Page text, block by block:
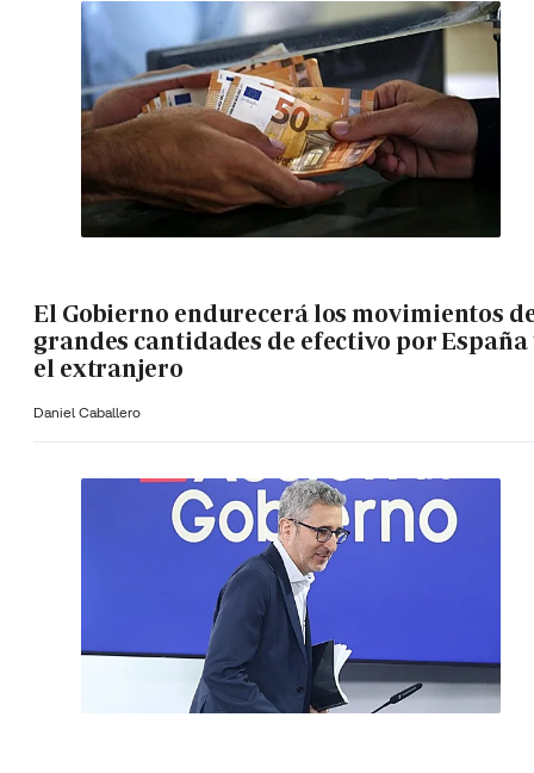
El Gobierno endurecerá los movimientos
grandes cantidades de efectivo por España
el extranjero
Daniel Caballero